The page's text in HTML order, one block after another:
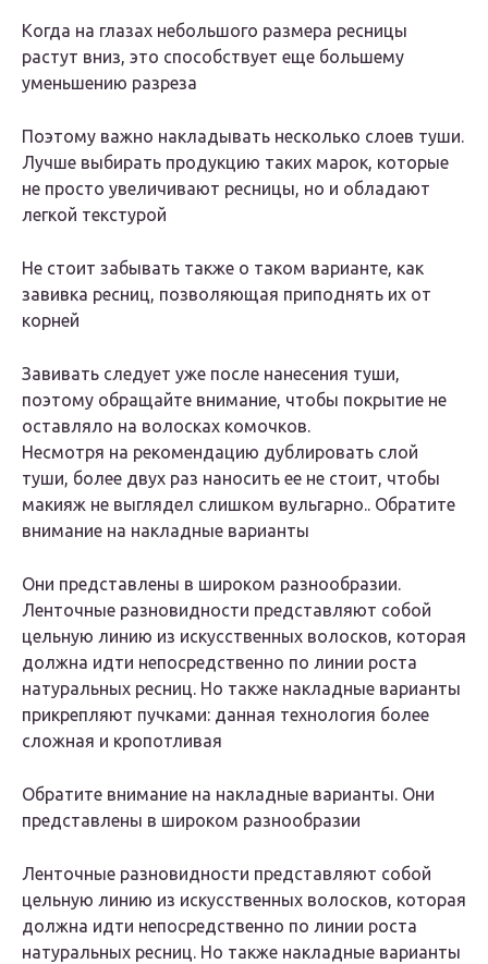
Когда на глазах небольшого размера ресницы
растут вниз, это способствует еще большему
уменьшению разреза
Поэтому важно накладывать несколько слоев туши.
Лучше выбирать продукцию таких марок, которые
не просто увеличивают ресницы, но и обладают
легкой текстурой
Не стоит забывать также о таком варианте, как
завивка ресниц, позволяющая приподнять их от
корней
Завивать следует уже после нанесения туши,
поэтому обращайте внимание, чтобы покрытие не
оставляло на волосках комочков.
Несмотря на рекомендацию дублировать слой
туши, более двух раз наносить ее не стоит, чтобы
макияж не выглядел слишком вульгарно.. Обратите
внимание на накладные варианты
Они представлены в широком разнообразии.
Ленточные разновидности представляют собой
цельную линию из искусственных волосков, которая
должна идти непосредственно по линии роста
натуральных ресниц. Но также накладные варианты
прикрепляют пучками: данная технология более
сложная и кропотливая
Обратите внимание на накладные варианты. Они
представлены в широком разнообразии
Ленточные разновидности представляют собой
цельную линию из искусственных волосков, которая
должна идти непосредственно по линии роста
натуральных ресниц. Но также накладные варианты